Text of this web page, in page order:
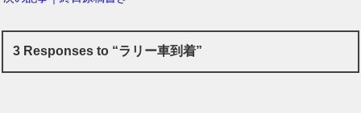
3 Responses to “ラリー車到着”